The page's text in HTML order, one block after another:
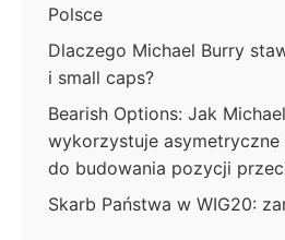
Polsce
Dlaczego Michael Burry
i small caps?
Bearish Options: Jak
wykorzystuje
do budowania pozycji
Skarb Państwa w WIG20: